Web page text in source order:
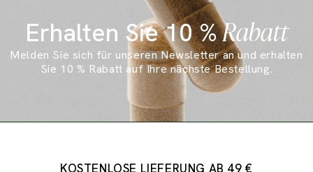
Erhalten Sie 10 %Rabatt
Melden Sie sich für unseren Newsletter an und erhalten
Sie 10 % Rabatt auf Ihre nächste Bestellung.
KOSTENLOSE LIEFERUNG AB 49 €